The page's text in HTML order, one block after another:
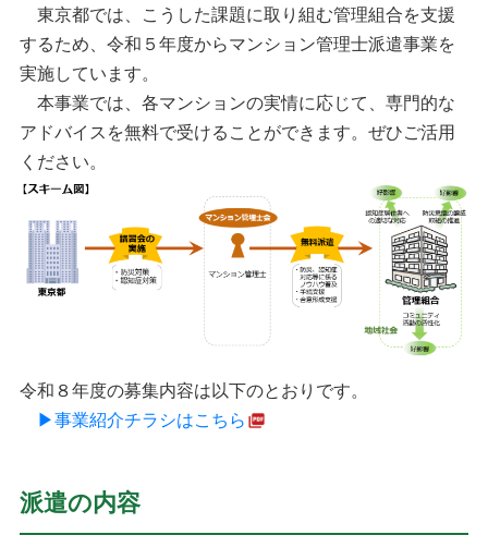
東京都では、こうした課題に取り組む管理組合を支援
するため、令和５年度からマンション管理士派遣事業を
実施しています。
本事業では、各マンションの実情に応じて、専門的な
アドバイスを無料で受けることができます。ぜひご活用
ください。
令和８年度の募集内容は以下のとおりです。
▶事業紹介チラシはこちら
派遣の内容